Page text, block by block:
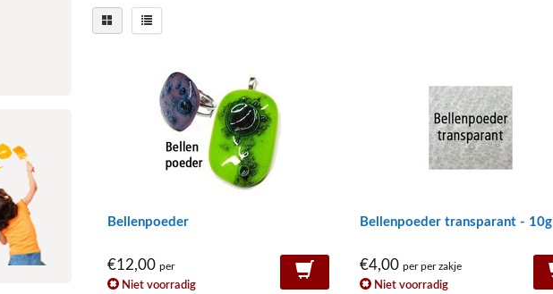
Bellenpoeder
€12,00 per
Niet voorradig
Bellenpoeder transparant - 10g
€4,00 per per zakje
Niet voorradig